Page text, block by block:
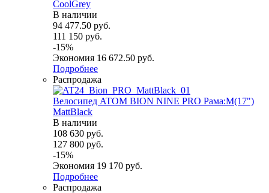
СoolGrey
В наличии
94 477.50 руб.
111 150 руб.
-15%
Экономия 16 672.50 руб.
Подробнее
Распродажа
Велосипед ATOM BION NINE PRO Рама:M(17")
MattBlack
В наличии
108 630 руб.
127 800 руб.
-15%
Экономия 19 170 руб.
Подробнее
Распродажа